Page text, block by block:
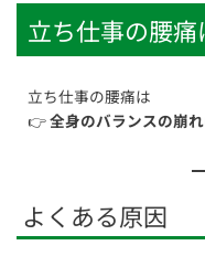
立ち仕事の腰
立ち仕事の腰痛は
👉全身のバランスの崩れ
よくある原因